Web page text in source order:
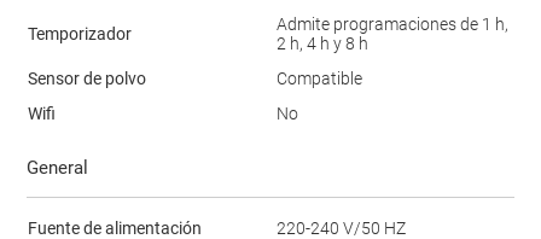
Temporizador
Admite programaciones de 1 h,
2 h, 4 h y 8 h
Sensor de polvo
Compatible
Wifi
No
General
Fuente de alimentación
220-240 V/50 HZ